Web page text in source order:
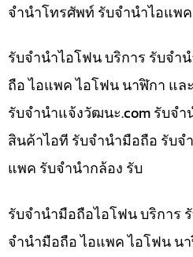
จำนำโทรศัพท์ รับจำนำไอแพค
รับจำนำไอโฟน บริการ รับจำ
ถือ ไอแพค ไอโฟน นาฬิกา แล
รับจํานําแจ้งวัฒนะ.com รับจ
สินค้าไอที รับจำนำมือถือ รับจ
แพค รับจำนำกล้อง รับ
รับจำนำมือถือไอโฟน บริการ
จำนำมือถือ ไอแพค ไอโฟน น